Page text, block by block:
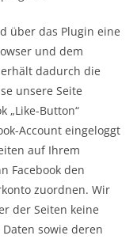
über das Plugin eine
und dem
erhält dadurch die
unsere Seite
„Like-Button“
Account eingeloggt
auf Ihrem
Facebook den
zuordnen. Wir
der Seiten keine
sowie deren